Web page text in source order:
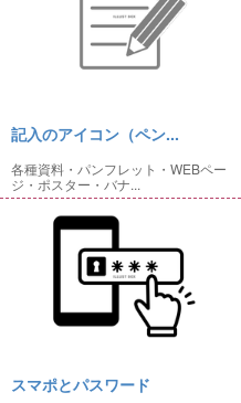
記入のアイコン（ペン...
各種資料・パンフレット・WEBペー
ジ・ポスター・バナ...
スマポとパスワード